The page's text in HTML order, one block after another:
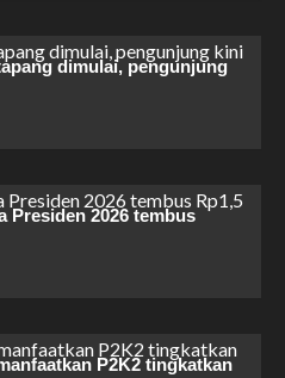
dimulai, pengunjung
Presiden 2026 tembus
P2K2 tingkatkan